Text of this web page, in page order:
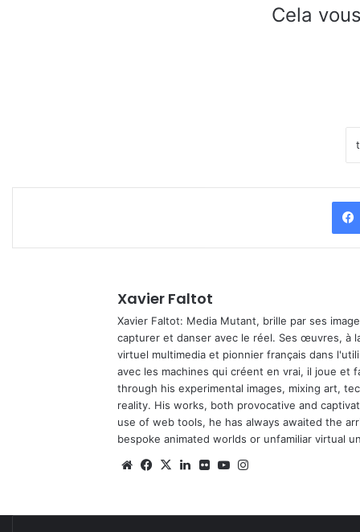
Cela
Xavier Faltot
Xavier Faltot: Media Mutant, brille par ses
capturer et danser avec le réel. Ses œuvres, à
virtuel multimedia et pionnier français dans
avec les machines qui créent en vrai, il joue et
through his experimental images, mixing art,
reality. His works, both provocative and
use of web tools, he has always awaited the
bespoke animated worlds or unfamiliar virtual
We Fa
X
Lin Fli Yo